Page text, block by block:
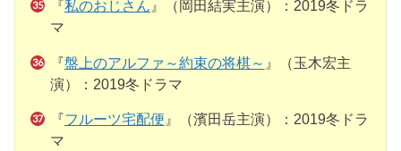
『私のおじさん 』（岡田結実主演）：2019冬ドラ
マ
『盤上のアルファ～約束の将棋～ 』（玉木宏主
演）：2019冬ドラマ
『フルーツ宅配便 』（濱田岳主演）：2019冬ドラ
マ